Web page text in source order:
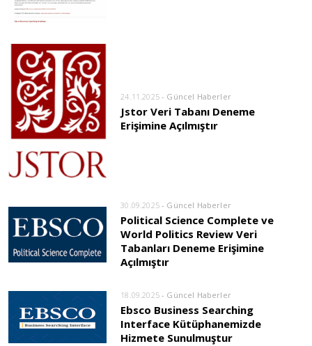
24.11.2025- Güncel Haberler
Jstor Veri Tabanı Deneme
Erişimine Açılmıştır
30.09.2025- Güncel Haberler
Political Science Complete ve
World Politics Review Veri
Tabanları Deneme Erişimine
Açılmıştır
18.09.2025- Güncel Haberler
Ebsco Business Searching
Interface Kütüphanemizde
Hizmete Sunulmuştur